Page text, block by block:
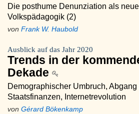
Die posthume Denunziation als
Volkspädagogik (2)
von Frank W. Haubold
Ausblick auf das Jahr 2020
Trends in der
Dekade
Demographischer Umbruch, Abgang
Staatsfinanzen, Internetrevolution
von Gérard Bökenkamp